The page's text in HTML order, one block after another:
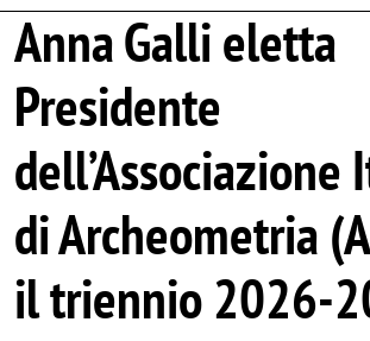
Anna Galli eletta
Presidente
dell’Associazione
di Archeometria
il triennio 2026-